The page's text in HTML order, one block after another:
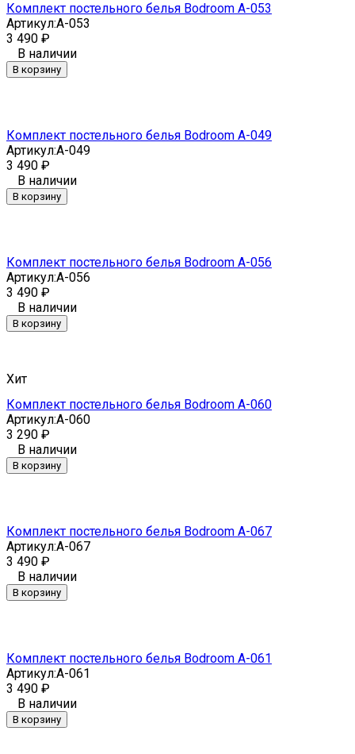
Комплект постельного белья Bodroom A-053
Артикул:A-053
3 490 ₽
В наличии
В корзину
Комплект постельного белья Bodroom A-049
Артикул:A-049
3 490 ₽
В наличии
В корзину
Комплект постельного белья Bodroom A-056
Артикул:A-056
3 490 ₽
В наличии
В корзину
Хит
Комплект постельного белья Bodroom A-060
Артикул:A-060
3 290 ₽
В наличии
В корзину
Комплект постельного белья Bodroom A-067
Артикул:A-067
3 490 ₽
В наличии
В корзину
Комплект постельного белья Bodroom A-061
Артикул:A-061
3 490 ₽
В наличии
В корзину